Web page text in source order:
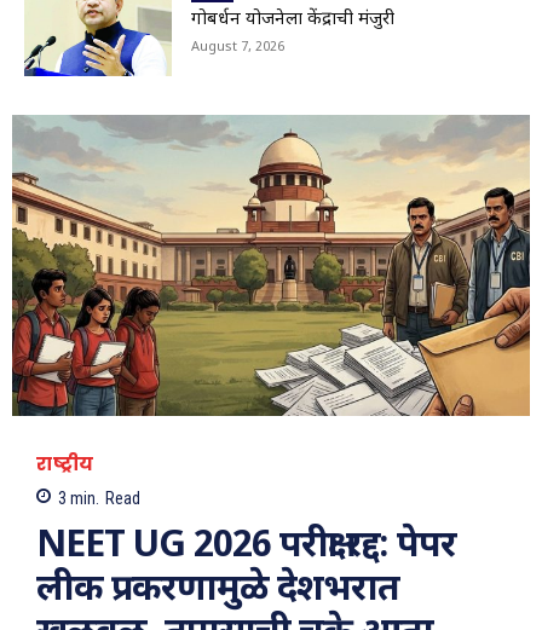
01:29
Viral Video: सहस्त्रकुंड धबधब्याचा मन मोहून टाकणारा
ड्रोन व्ह्यू
01:28
गोबर्धन योजनेला केंद्राची मंजुरी
August 7, 2026